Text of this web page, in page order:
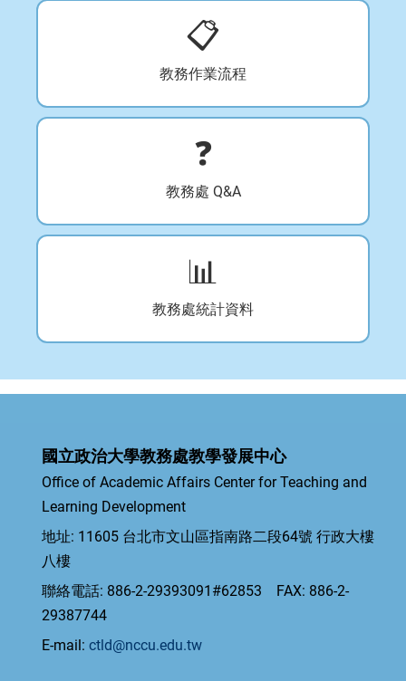
📋
教務作業流程
❓
教務處 Q&A
📊
教務處統計資料
國立政治大學教務處教學發展中心
Office of Academic Affairs Center for Teaching and
Learning Development
地址: 11605 台北市文山區指南路二段64號 行政大樓
八樓
聯絡電話: 886-2-29393091#62853 FAX: 886-2-
29387744
E-mail: ctld@nccu.edu.tw